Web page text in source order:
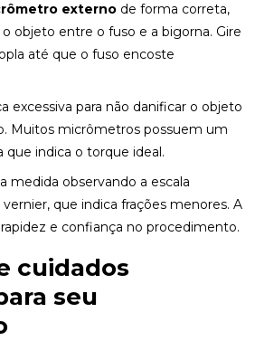
externo de forma correta,
objeto entre o fuso e a bigorna. Gire
até que o fuso encoste
excessiva para não danificar o objeto
Muitos micrômetros possuem um
indica o torque ideal.
medida observando a escala
que indica frações menores. A
e confiança no procedimento.
cuidados
seu